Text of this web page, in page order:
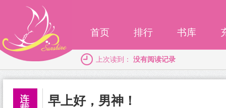
首页 排行 书库
上次读到： 没有阅读记录
早上好，男神！